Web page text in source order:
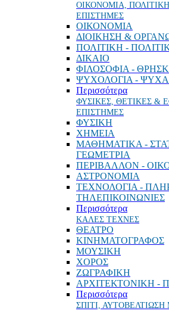
ΟΙΚΟΝΟΜΙΑ,
ΕΠΙΣΤΗΜΕΣ
ΟΙΚΟΝΟΜΙΑ
ΔΙΟΙΚΗΣΗ &
ΠΟΛΙΤΙΚΗ -
ΔΙΚΑΙΟ
ΦΙΛΟΣΟΦΙΑ -
ΨΥΧΟΛΟΓΙΑ -
Περισσότερα
ΦΥΣΙΚΕΣ, ΘΕΤΙΚΕΣ &
ΕΠΙΣΤΗΜΕΣ
ΦΥΣΙΚΗ
ΧΗΜΕΙΑ
ΜΑΘΗΜΑΤΙΚΑ -
ΓΕΩΜΕΤΡΙΑ
ΠΕΡΙΒΑΛΛΟΝ -
ΑΣΤΡΟΝΟΜΙΑ
ΤΕΧΝΟΛΟΓΙΑ -
ΤΗΛΕΠΙΚΟΙΝΩΝΙΕΣ
Περισσότερα
ΚΑΛΕΣ ΤΕΧΝΕΣ
ΘΕΑΤΡΟ
ΚΙΝΗΜΑΤΟΓΡΑΦΟΣ
ΜΟΥΣΙΚΗ
ΧΟΡΟΣ
ΖΩΓΡΑΦΙΚΗ
ΑΡΧΙΤΕΚΤΟΝΙΚΗ -
Περισσότερα
ΣΠΙΤΙ, ΑΥΤΟΒΕΛΤΙΩΣΗ